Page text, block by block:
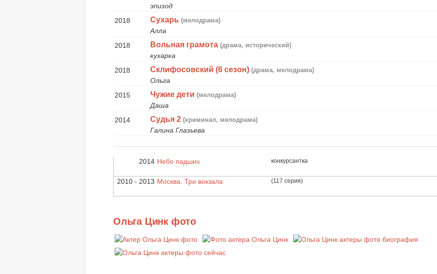
эпизод
2018
Сухарь (мелодрама)
Алла
2018
Вольная грамота (драма, исторический)
кухарка
2018
Склифосовский (6 сезон) (драма, мелодрама)
Ольга
2015
Чужие дети (мелодрама)
Даша
2014
Судья 2 (криминал, мелодрама)
Галина Глазьева
2014 Небо падших конкурсантка
2010 - 2013 Москва. Три вокзала (117 серия)
Ольга Цинк фото